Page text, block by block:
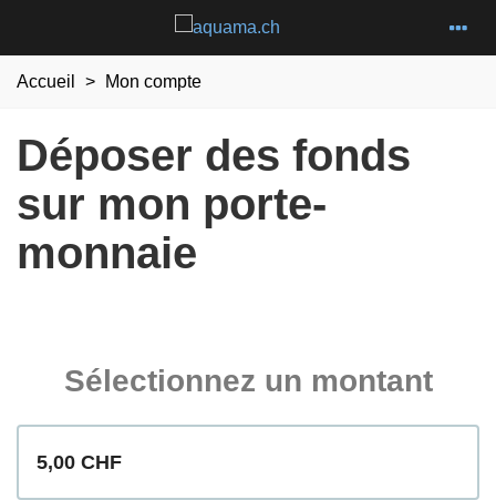
Accueil > Mon compte
Déposer des fonds
sur mon porte-
monnaie
Sélectionnez un montant
5,00 CHF